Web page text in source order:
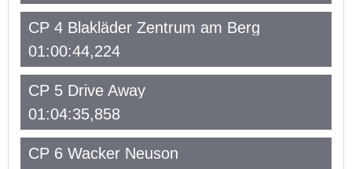
CP 4 Blakläder Zentrum am Berg
01:00:44,224
CP 5 Drive Away
01:04:35,858
CP 6 Wacker Neuson